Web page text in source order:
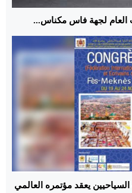
العام لجهة فاس مكناس...
السياحيين يعقد مؤتمره العالمي